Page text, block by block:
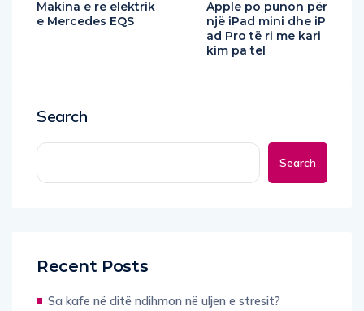
Makina e re elektrik
e Mercedes EQS
Apple po punon për
një iPad mini dhe iP
ad Pro të ri me kari
kim pa tel
Search
Search
Recent Posts
Sa kafe në ditë ndihmon në uljen e stresit?